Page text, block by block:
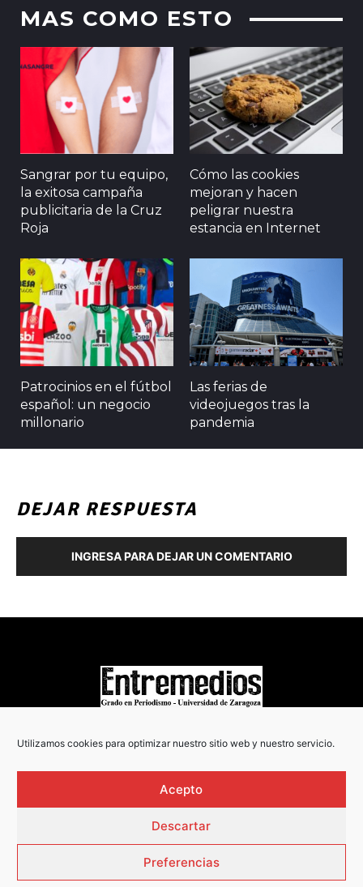
Utilizamos cookies para optimizar nuestro sitio web y nuestro servicio.
Acepto
Descartar
Preferencias
MAS COMO ESTO
Sangrar por tu equipo,
la exitosa campaña
publicitaria de la Cruz
Roja
Cómo las cookies
mejoran y hacen
peligrar nuestra
estancia en Internet
Patrocinios en el fútbol
español: un negocio
millonario
Las ferias de
videojuegos tras la
pandemia
DEJAR RESPUESTA
INGRESA PARA DEJAR UN COMENTARIO